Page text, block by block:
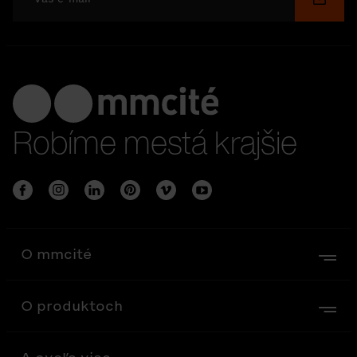
Robíme mestá krajšie
O mmcité
O produktoch